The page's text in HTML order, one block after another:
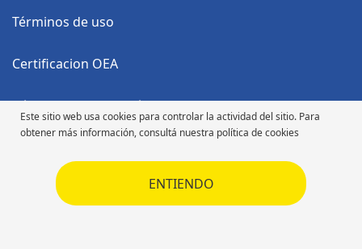
Este sitio web usa cookies para controlar la actividad del sitio. Para
obtener más información, consultá nuestra política de cookies
ENTIENDO
Términos de uso
Certificacion OEA
Código Anticorrupción
Código de Ética